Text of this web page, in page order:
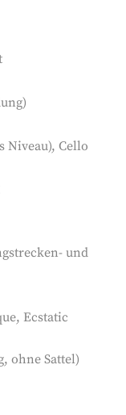
Niveau), Cello
und
Ecstatic
ohne Sattel)